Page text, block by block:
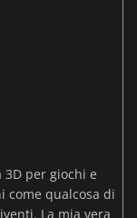
per giochi e
come qualcosa di
La mia vera